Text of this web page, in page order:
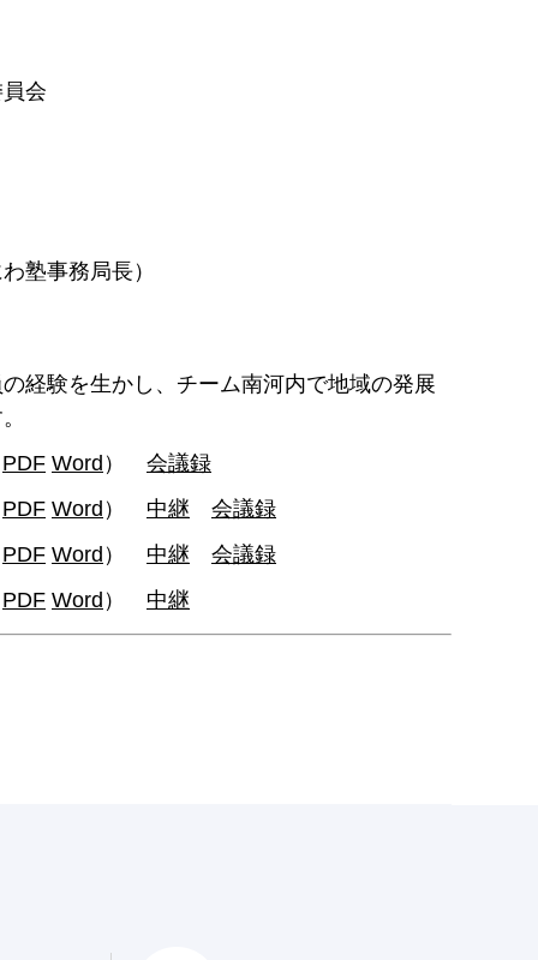
会
塾事務局長）
経験を生かし、チーム南河内で地域の発展
PDF Word ） 会議録
PDF Word ） 中継
会議録
PDF Word ） 中継
会議録
PDF Word ） 中継